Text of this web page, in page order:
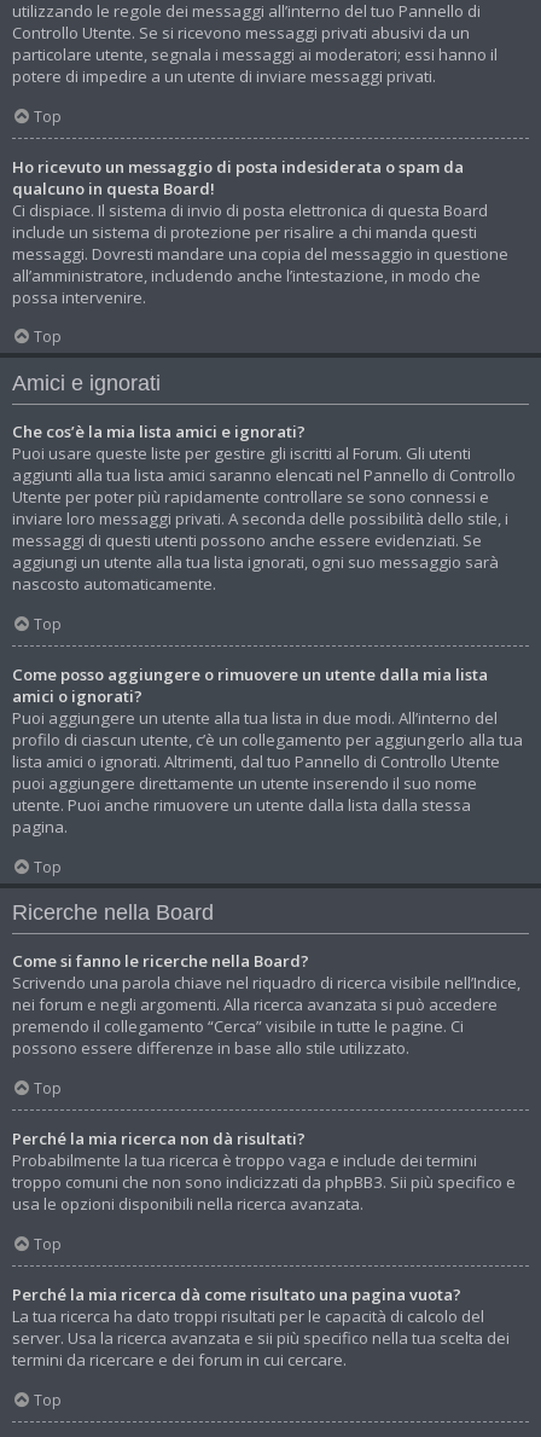
utilizzando le regole dei messaggi all’interno del tuo Pannello di
Controllo Utente. Se si ricevono messaggi privati ​​abusivi da un
particolare utente, segnala i messaggi ai moderatori; essi hanno il
potere di impedire a un utente di inviare messaggi privati​​.
Top
Ho ricevuto un messaggio di posta indesiderata o spam da
qualcuno in questa Board!
Ci dispiace. Il sistema di invio di posta elettronica di questa Board
include un sistema di protezione per risalire a chi manda questi
messaggi. Dovresti mandare una copia del messaggio in questione
all’amministratore, includendo anche l’intestazione, in modo che
possa intervenire.
Top
Amici e ignorati
Che cos’è la mia lista amici e ignorati?
Puoi usare queste liste per gestire gli iscritti al Forum. Gli utenti
aggiunti alla tua lista amici saranno elencati nel Pannello di Controllo
Utente per poter più rapidamente controllare se sono connessi e
inviare loro messaggi privati. A seconda delle possibilità dello stile, i
messaggi di questi utenti possono anche essere evidenziati. Se
aggiungi un utente alla tua lista ignorati, ogni suo messaggio sarà
nascosto automaticamente.
Top
Come posso aggiungere o rimuovere un utente dalla mia lista
amici o ignorati?
Puoi aggiungere un utente alla tua lista in due modi. All’interno del
profilo di ciascun utente, c’è un collegamento per aggiungerlo alla tua
lista amici o ignorati. Altrimenti, dal tuo Pannello di Controllo Utente
puoi aggiungere direttamente un utente inserendo il suo nome
utente. Puoi anche rimuovere un utente dalla lista dalla stessa
pagina.
Top
Ricerche nella Board
Come si fanno le ricerche nella Board?
Scrivendo una parola chiave nel riquadro di ricerca visibile nell’Indice,
nei forum e negli argomenti. Alla ricerca avanzata si può accedere
premendo il collegamento “Cerca” visibile in tutte le pagine. Ci
possono essere differenze in base allo stile utilizzato.
Top
Perché la mia ricerca non dà risultati?
Probabilmente la tua ricerca è troppo vaga e include dei termini
troppo comuni che non sono indicizzati da phpBB3. Sii più specifico e
usa le opzioni disponibili nella ricerca avanzata.
Top
Perché la mia ricerca dà come risultato una pagina vuota?
La tua ricerca ha dato troppi risultati per le capacità di calcolo del
server. Usa la ricerca avanzata e sii più specifico nella tua scelta dei
termini da ricercare e dei forum in cui cercare.
Top